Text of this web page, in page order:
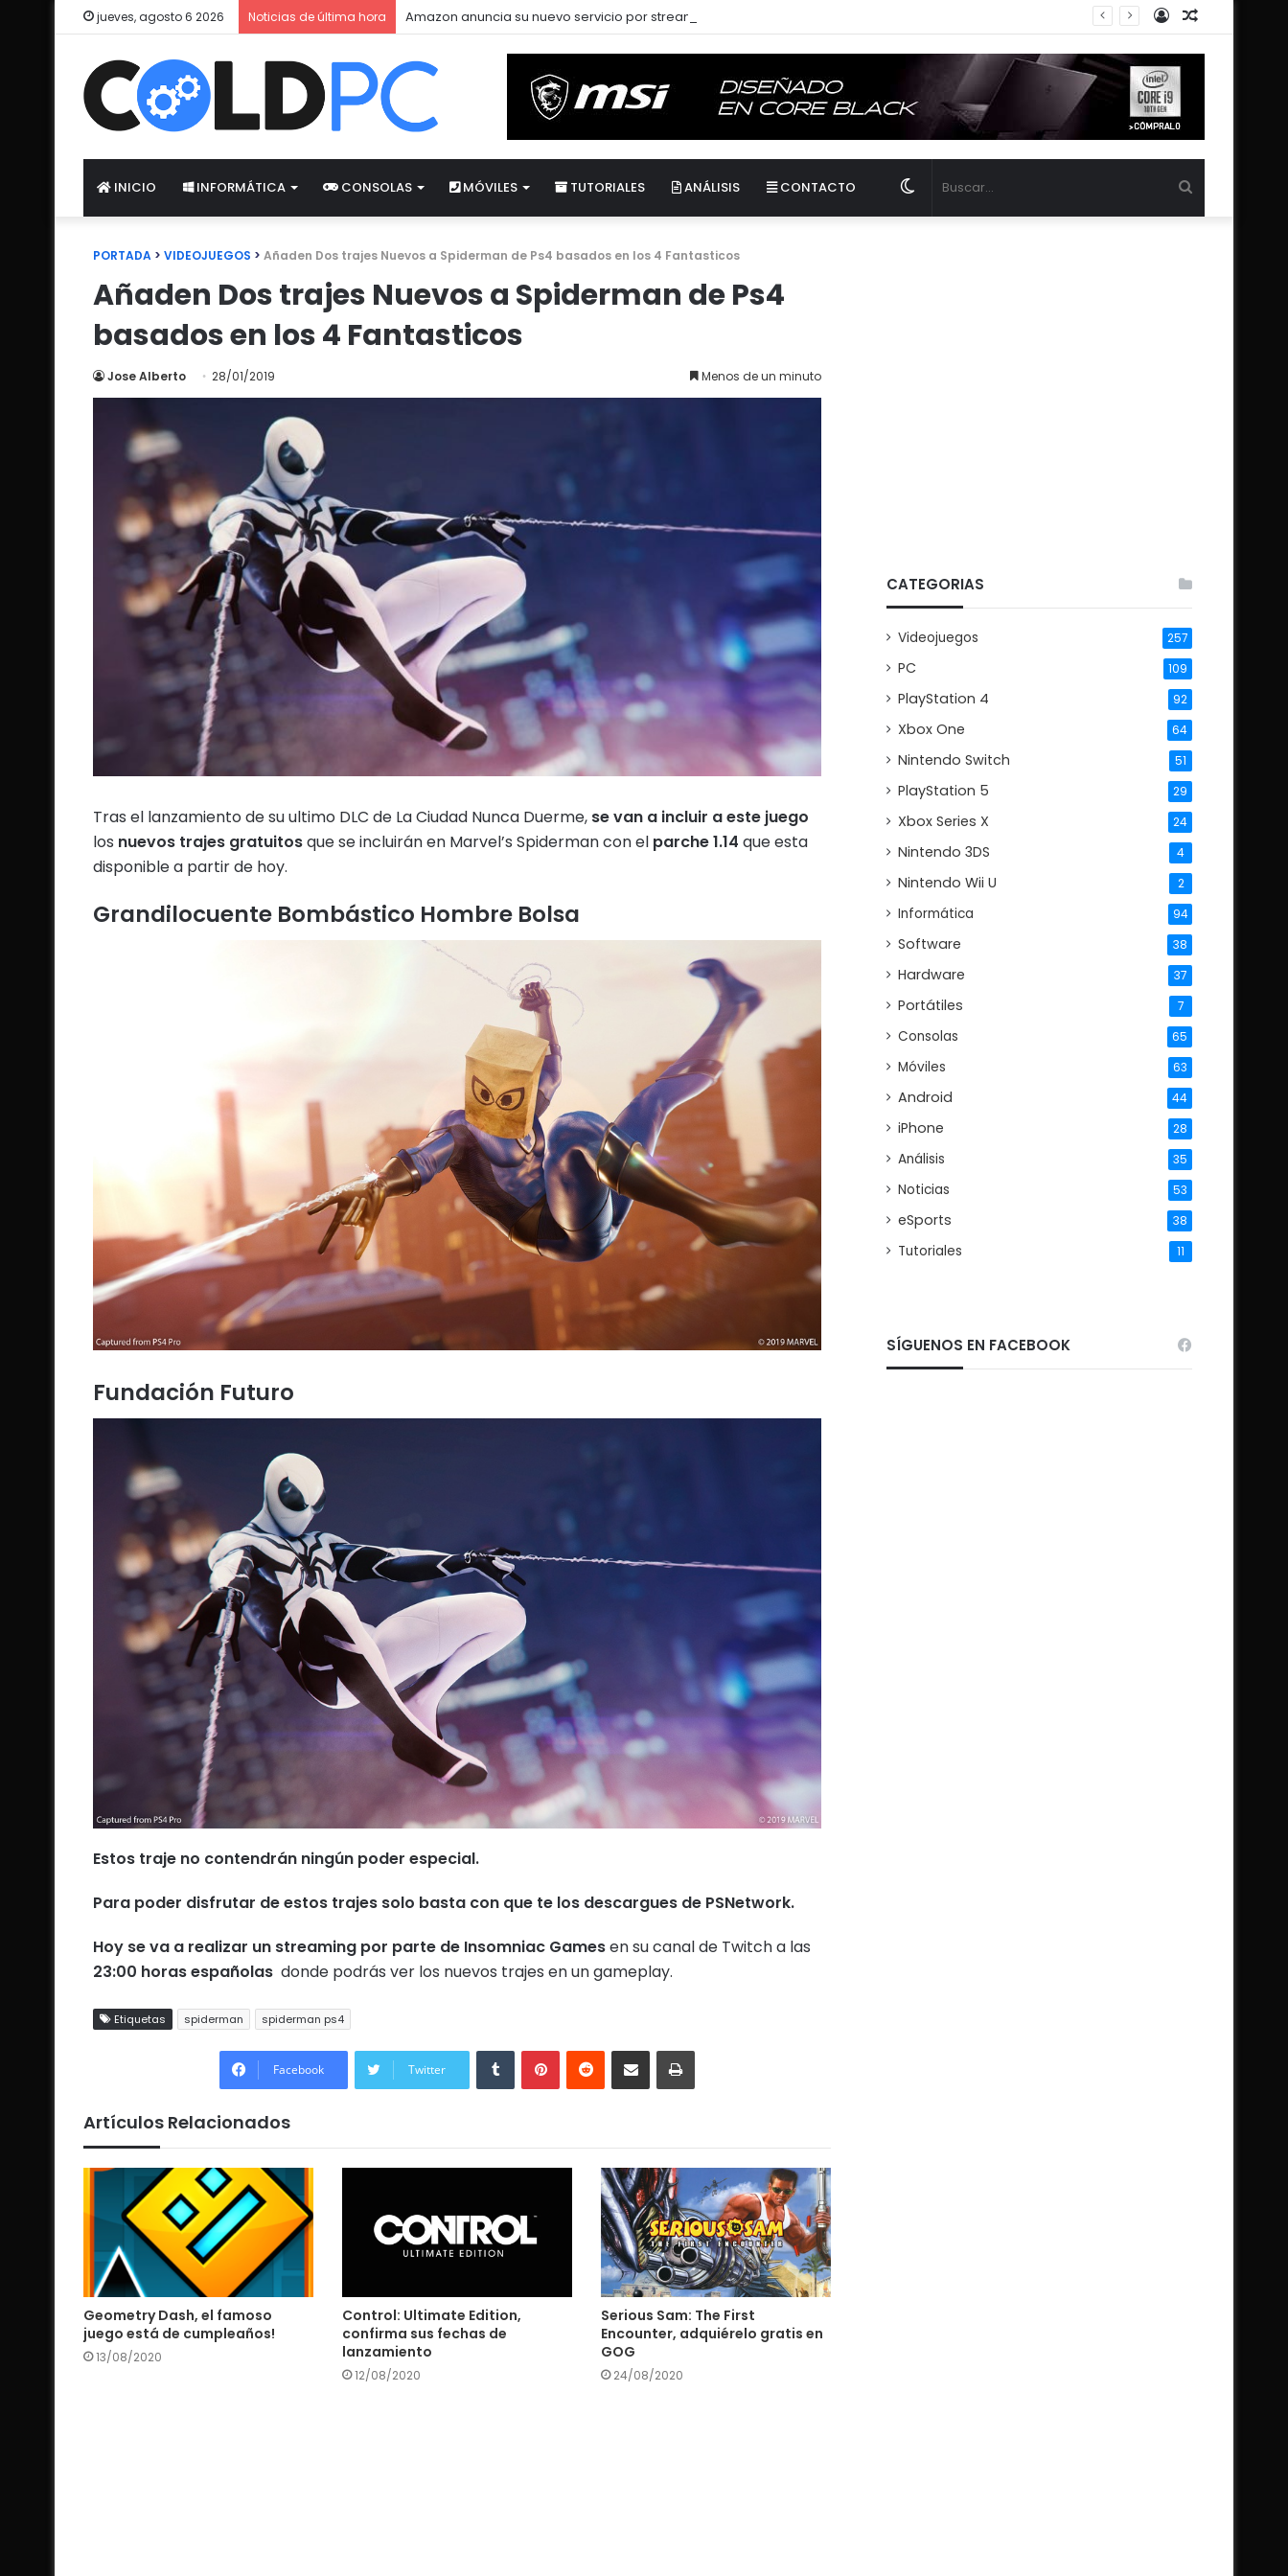
jueves, agosto 6 2026 Noticias de última hora Amazon anuncia su nuevo servicio por streaming para juegos llamado Luna
Publicación
al
Acceso
INICIO INFORMÁTICA CONSOLAS MÓVILES TUTORIALES ANÁLISIS CONTACTO Switch
PORTADA > VIDEOJUEGOS > Añaden Dos trajes Nuevos a Spiderman de Ps4 basados en los 4 Fantasticos
Añaden Dos trajes Nuevos a Spiderman de Ps4
basados en los 4 Fantasticos
Jose Alberto 28/01/2019 Menos de un minuto
Tras el lanzamiento de su ultimo DLC de La Ciudad Nunca Duerme, se van a incluir a este juego
los nuevos trajes gratuitosque se incluirán en Marvel’s Spiderman con el parche 1.14 que esta
disponible a partir de hoy.
Grandilocuente Bombástico Hombre Bolsa
Fundación Futuro
Estos traje no contendrán ningún poder especial.
Para poder disfrutar de estos trajes solo basta con que te los descargues de PSNetwork.
Hoy se va a realizar un streaming por parte de Insomniac Gamesen su canal de Twitch a las
23:00 horas españolas donde podrás ver los nuevos trajes en un gameplay.
Etiquetas spiderman spiderman ps4
Facebook Twitter
TumblrPinterestReddit Compartir por correo electrónicoImprimir
Artículos Relacionados
Geometry Dash, el famoso
juego está de cumpleaños!
13/08/2020
Control: Ultimate Edition,
confirma sus fechas de
lanzamiento
12/08/2020
Serious Sam: The First
Encounter, adquiérelo gratis en
GOG
24/08/2020
CATEGORIAS
Videojuegos 257
PC 109
PlayStation 4 92
Xbox One 64
Nintendo Switch 51
PlayStation 5 29
Xbox Series X 24
Nintendo 3DS 4
Nintendo Wii U 2
Informática 94
Software 38
Hardware 37
Portátiles 7
Consolas 65
Móviles 63
Android 44
iPhone 28
Análisis 35
Noticias 53
eSports 38
Tutoriales 11
SÍGUENOS EN FACEBOOK